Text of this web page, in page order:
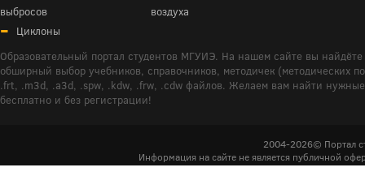
выбросов
воздуха
Циклоны
Образовательный портал студентов МГУИЭ. На нашем сайте вы
обширный выбор учебников, справочников, методичек (методических
.frt, .m3d, .a3d, .spw, .kdw, .frw, .cdw файлов. Желаем вам найти
бесплатно и без регистрации!
2004-2026© Портал
Информация на сайте не является публичной